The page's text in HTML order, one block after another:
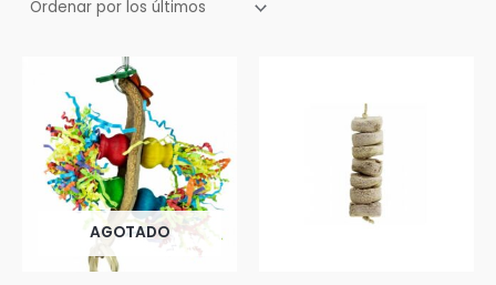
AGOTADO